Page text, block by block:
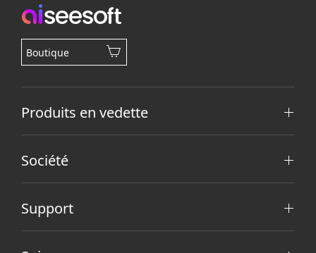
Boutique
Produits en vedette
Société
Support